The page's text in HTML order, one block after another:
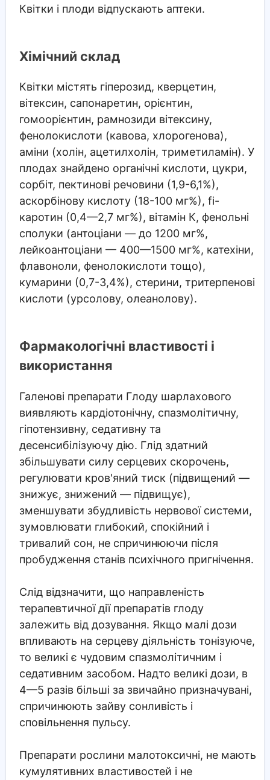
Квітки і плоди відпускають аптеки.
Хімічний склад
Квітки містять гіперозид, кверцетин,
вітексин, сапонаретин, орієнтин,
гомоорієнтин, рамнозиди вітексину,
фенолокислоти (кавова, хлорогенова),
аміни (холін, ацетилхолін, триметиламін). У
плодах знайдено органічні кислоти, цукри,
сорбіт, пектинові речовини (1,9-6,1%),
аскорбінову кислоту (18-100 мг%), fi-
каротин (0,4—2,7 мг%), вітамін К, фенольні
сполуки (антоціани — до 1200 мг%,
лейкоантоціани — 400—1500 мг%, катехіни,
флавоноли, фенолокислоти тощо),
кумарини (0,7-3,4%), стерини, тритерпенові
кислоти (урсолову, олеанолову).
Фармакологічні властивості і
використання
Галенові препарати Глоду шарлахового
виявляють кардіотонічну, спазмолітичну,
гіпотензивну, седативну та
десенсибілізуючу дію. Глід здатний
збільшувати силу серцевих скорочень,
регулювати кров'яний тиск (підвищений —
знижує, знижений — підвищує),
зменшувати збудливість нервової системи,
зумовлювати глибокий, спокійний і
тривалий сон, не спричинюючи після
пробудження станів психічного пригнічення.
Слід відзначити, що направленість
терапевтичної дії препаратів глоду
залежить від дозування. Якщо малі дози
впливають на серцеву діяльність тонізуюче,
то великі є чудовим спазмолітичним і
седативним засобом. Надто великі дози, в
4—5 разів більші за звичайно призначувані,
спричинюють зайву сонливість і
сповільнення пульсу.
Препарати рослини малотоксичні, не мають
кумулятивних властивостей і не